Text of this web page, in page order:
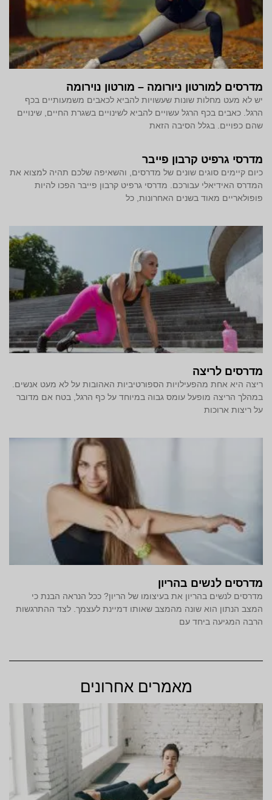
מדרסים למורטון ניורומה – מורטון נוירומה
יש לא מעט מחלות שונות שעשויות להביא לכאבים משמעותיים בכף
הרגל. כאבים בכף הרגל עשויים להביא לשינויים בשגרת החיים, שינויים
שהם כפויים. בגלל הסיבה הזאת
מדרסי גרפיט קרבון פייבר
כיום קיימים סוגים שונים של מדרסים, והשאיפה שלכם תהיה למצוא את
המדרס האידיאלי עבורכם. מדרסי גרפיט קרבון פייבר הפכו להיות
פופולאריים מאוד בשנים האחרונות, כל
מדרסים לריצה
ריצה היא אחת מהפעילויות הספורטיביות האהובות על לא מעט אנשים.
במהלך הריצה מופעל עומס גבוה במיוחד על כף הרגל, בטח אם מדובר
על ריצות ארוכות
מדרסים לנשים בהריון
מדרסים לנשים בהריון את בעיצומו של הריון? ככל הנראה הבנת כי
המצב הנתון הוא שונה מהמצב שאותו דמיינת לעצמך. לצד ההתרגשות
הרבה המגיעה ביחד עם
מאמרים אחרונים